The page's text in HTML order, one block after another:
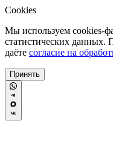
Cookies
Мы используем cookies-
статистических данных.
даёте согласие на
Принять